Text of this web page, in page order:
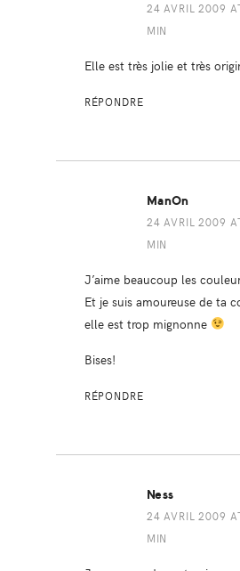
24 AVRIL 2009
MIN
Elle est très jolie et très
RÉPONDRE
ManOn
24 AVRIL 2009
MIN
J’aime beaucoup les
Et je suis amoureuse de ta
elle est trop mignonne
Bises!
RÉPONDRE
Ness
24 AVRIL 2009
MIN